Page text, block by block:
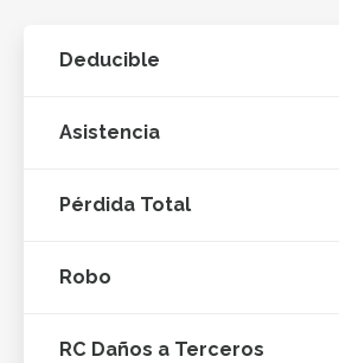
Deducible
Asistencia
Pérdida Total
Robo
RC Daños a Terceros